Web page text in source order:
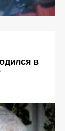
в